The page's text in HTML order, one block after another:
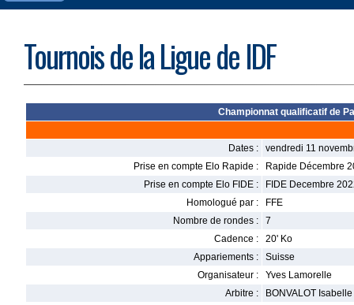
Tournois de la Ligue de IDF
Championnat qualificatif de
Dates :
vendredi 11
Prise en compte Elo Rapide :
Rapide Décembre
Prise en compte Elo FIDE :
FIDE Decembre
Homologué par :
FFE
Nombre de rondes :
7
Cadence :
20' Ko
Appariements :
Suisse
Organisateur :
Yves Lamorelle
Arbitre :
BONVALOT Isabelle